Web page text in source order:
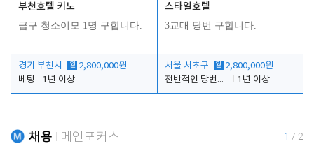
부천호텔 키노
급구 청소이모 1명 구합니다.
경기 부천시 월 2,800,000원
베팅
1년 이상
스타일호텔
3교대 당번 구합니다.
서울 서초구 월 2,800,000원
전반적인 당번업무
1년 이상
채용 메인포커스 1 / 2